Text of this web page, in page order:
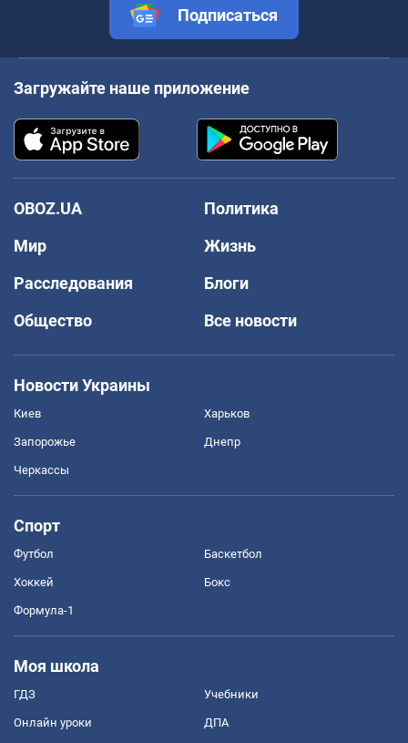
Подписаться
Загружайте наше приложение
OBOZ.UA
Политика
Мир
Жизнь
Расследования
Блоги
Общество
Все новости
Новости Украины
Киев Харьков
Запорожье Днепр
Черкассы
Спорт
Футбол Баскетбол
Хоккей Бокс
Формула-1
Моя школа
ГДЗ Учебники
Онлайн уроки ДПА